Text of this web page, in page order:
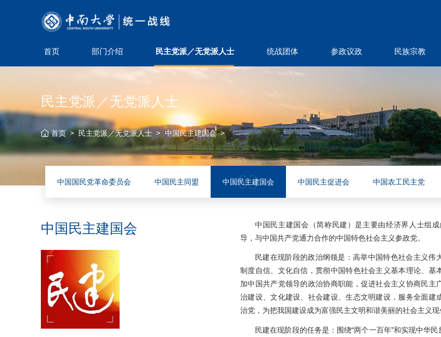
首页 部门介绍 民主党派／无党派人士 统战团体 参政议政 民族宗教
民主党派／无党派人士
首页 > 民主党派／无党派人士 > 中国民主建国会 >
中国国民党革命委员会 中国民主同盟 03
中国民主建国会 中国民主促进会 中国农工民主党
中国民主建国会
中国民主建国会（简称民建）是主要由经济界人士组
导，与中国共产党通力合作的中国特色社会主义参政党。
民建在现阶段的政治纲领是：高举中国特色社会主义伟
制度自信、文化自信，贯彻中国特色社会主义基本理论、
加中国共产党领导的政治协商职能，促进社会主义协商民
治建设、文化建设、社会建设、生态文明建设，服务全面
治党，为把我国建设成为富强民主文明和谐美丽的社会主义现
民建在现阶段的任务是：围绕“两个一百年”和实现中华